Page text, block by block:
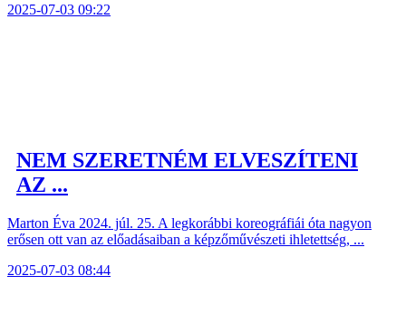
2025-07-03 09:22
NEM SZERETNÉM ELVESZÍTENI
AZ ...
Marton Éva 2024. júl. 25. A legkorábbi koreográfiái óta nagyon
erősen ott van az előadásaiban a képzőművészeti ihletettség, ...
2025-07-03 08:44